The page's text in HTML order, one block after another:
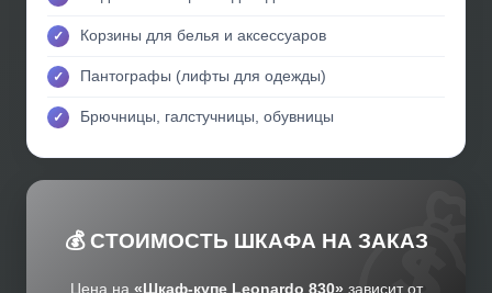
Корзины для белья и аксессуаров
Пантографы (лифты для одежды)
Брючницы, галстучницы, обувницы
💰 СТОИМОСТЬ ШКАФА НА ЗАКАЗ
Цена на «Шкаф-купе Leonardo 830» зависит от